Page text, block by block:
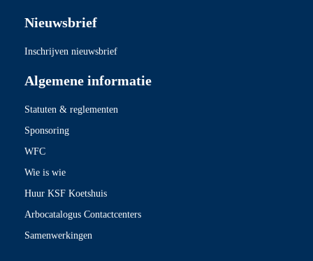
Nieuwsbrief
Inschrijven nieuwsbrief
Algemene informatie
Statuten & reglementen
Sponsoring
WFC
Wie is wie
Huur KSF Koetshuis
Arbocatalogus Contactcenters
Samenwerkingen